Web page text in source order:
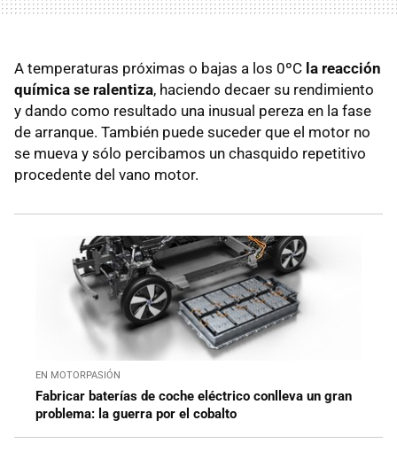
A temperaturas próximas o bajas a los 0ºC la reacción
química se ralentiza, haciendo decaer su rendimiento
y dando como resultado una inusual pereza en la fase
de arranque. También puede suceder que el motor no
se mueva y sólo percibamos un chasquido repetitivo
procedente del vano motor.
EN MOTORPASIÓN
Fabricar baterías de coche eléctrico conlleva un gran
problema: la guerra por el cobalto